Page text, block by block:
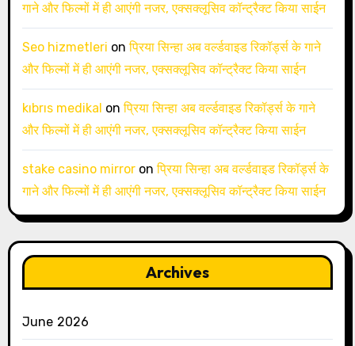
गाने और फिल्मों में ही आएंगी नजर, एक्सक्लूसिव कॉन्ट्रैक्ट किया साईन
Seo hizmetleri onप्रिया सिन्हा अब वर्ल्डवाइड रिकॉर्ड्स के गाने
और फिल्मों में ही आएंगी नजर, एक्सक्लूसिव कॉन्ट्रैक्ट किया साईन
kıbrıs medikal onप्रिया सिन्हा अब वर्ल्डवाइड रिकॉर्ड्स के गाने
और फिल्मों में ही आएंगी नजर, एक्सक्लूसिव कॉन्ट्रैक्ट किया साईन
stake casino mirroronप्रिया सिन्हा अब वर्ल्डवाइड रिकॉर्ड्स के
गाने और फिल्मों में ही आएंगी नजर, एक्सक्लूसिव कॉन्ट्रैक्ट किया साईन
Archives
June 2026